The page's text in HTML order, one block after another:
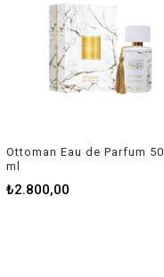
Ottoman Eau de Parfum 50
ml
₺2.800,00